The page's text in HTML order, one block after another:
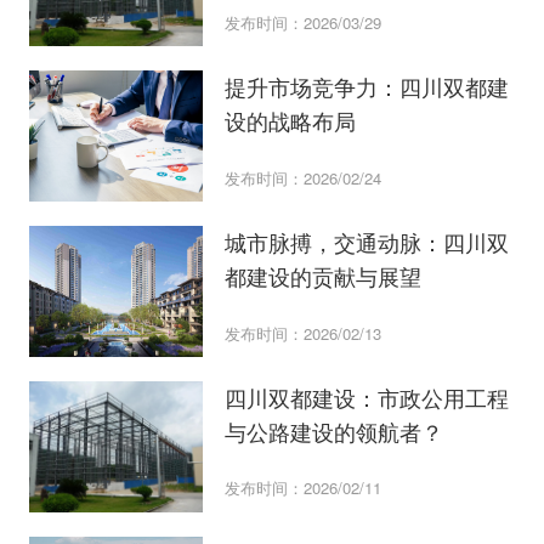
发布时间：2026/03/29
提升市场竞争力：四川双都建
设的战略布局
发布时间：2026/02/24
城市脉搏，交通动脉：四川双
都建设的贡献与展望
发布时间：2026/02/13
四川双都建设：市政公用工程
与公路建设的领航者？
发布时间：2026/02/11